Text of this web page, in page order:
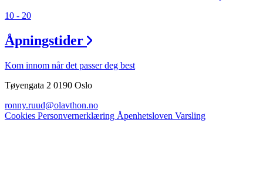
10 - 20
Åpningstider
Kom innom når det passer deg best
Tøyengata 2 0190 Oslo
ronny.ruud@olavthon.no
Cookies Personvernerklæring Åpenhetsloven Varsling